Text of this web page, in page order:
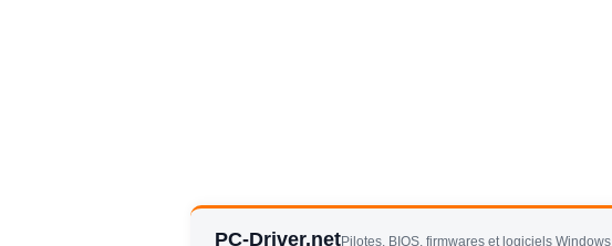
PC-Driver.netPilotes, BIOS, firmwares et logiciels Windows